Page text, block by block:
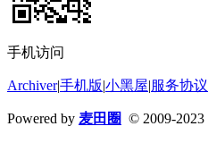
手机访问
Archiver|手机版|小黑屋|服务协议
Powered by 麦田圈 © 2009-2023